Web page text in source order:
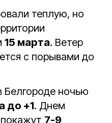
теплую, но
15 марта. Ветер
с порывами до
Белгороде ночью
до +1. Днем
7-9